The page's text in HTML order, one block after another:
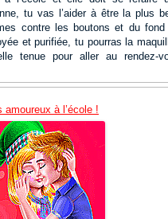
tu vas l’aider à être la plus
contre les boutons et du fond
et purifiée, tu pourras la
tenue pour aller au rendez-
à l’école !